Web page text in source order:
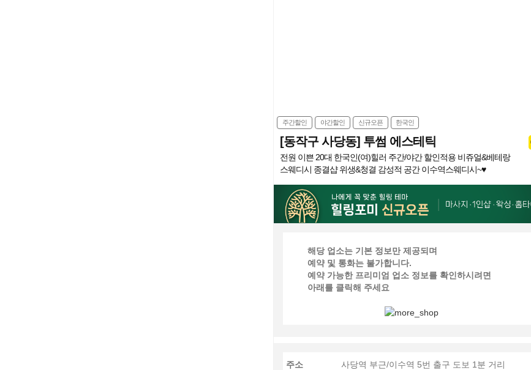
주간할인 야간할인 신규오픈 한국인
[동작구 사당동] 투썸 에스테틱
전원 이쁜 20대 한국인(여)힐러 주간/야간 할인적용 비쥬얼&베테랑
스웨디시 종결샵 위생&청결 감성적 공간 이수역스웨디시~♥
해당 업소는 기본 정보만 제공되며
예약 및 통화는 불가합니다.
예약 가능한 프리미엄 업소 정보를 확인하시려면
아래를 클릭해 주세요
주소
사당역 부근/이수역 5번 출구 도보 1분 거리